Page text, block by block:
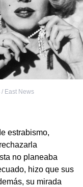
East News
estrabismo,
no planeaba
hizo que sus
su mirada